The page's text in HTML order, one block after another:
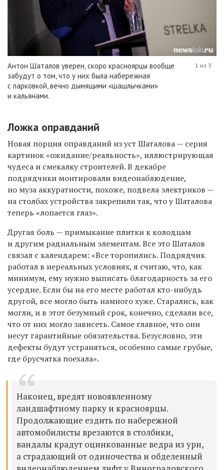
Антон Шаталов уверен, скоро красноярцы вообще
забудут о том, что у них была набережная
с парковкой, вечно дымящими «шашлычками»
и кальянами.
1 из 3
Ложка оправданий
Новая порция оправданий из уст Шаталова — серия
картинок «ожидание/реальность», иллюстрирующая
чудеса и смекалку строителей.В декабре
подрядчики монтировали видеонаблюдение,
но муза аккуратности, похоже, подвела электриков —
на столбах устройства закрепили так, что у Шаталова
теперь «лопается глаз».
Другая боль — примыкание плитки к колодцам
и другим радиальным элементам. Все это Шаталов
связал с календарем: «Все торопились. Подрядчик
работал в нереальных условиях, я считаю, что, как
минимум, ему нужно выписать благодарность за его
усердие. Если бы на его месте работал кто-нибудь
другой, все могло быть намного хуже. Старались, как
могли, и в этот безумный срок, конечно, сделали все,
что от них могло зависеть. Самое главное, что они
несут гарантийные обязательства. Безусловно, эти
дефекты будут устраняться, особенно самые грубые,
где брусчатка поехала».
Наконец, вредят новоявленному
ландшафтному парку и красноярцы.
Продолжающие ездить по набережной
автомобилисты врезаются в столбики,
вандалы крадут оцинкованные ведра из урн,
а страдающий от одиночества и обделенный